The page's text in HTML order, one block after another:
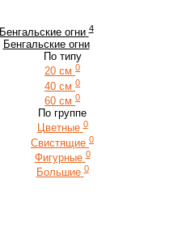
Бенгальские огни 4
Бенгальские огни
По типу
20 см 0
40 см 0
60 см 0
По группе
Цветные 0
Свистящие 0
Фигурные 0
Большие 0